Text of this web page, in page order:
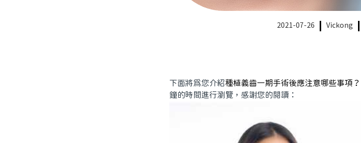
2021-07-26 Vickong
下面將為您介紹種植義齒一期手術後應注意哪些事項？
鐘的時間進行瀏覽，感謝您的閱讀：